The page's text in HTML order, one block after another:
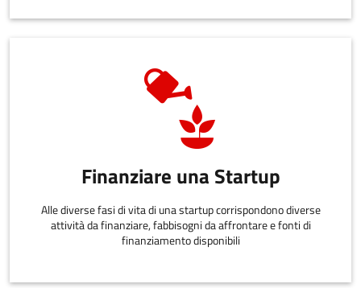
Finanziare una Startup
Alle diverse fasi di vita di una startup corrispondono diverse
attività da finanziare, fabbisogni da affrontare e fonti di
finanziamento disponibili